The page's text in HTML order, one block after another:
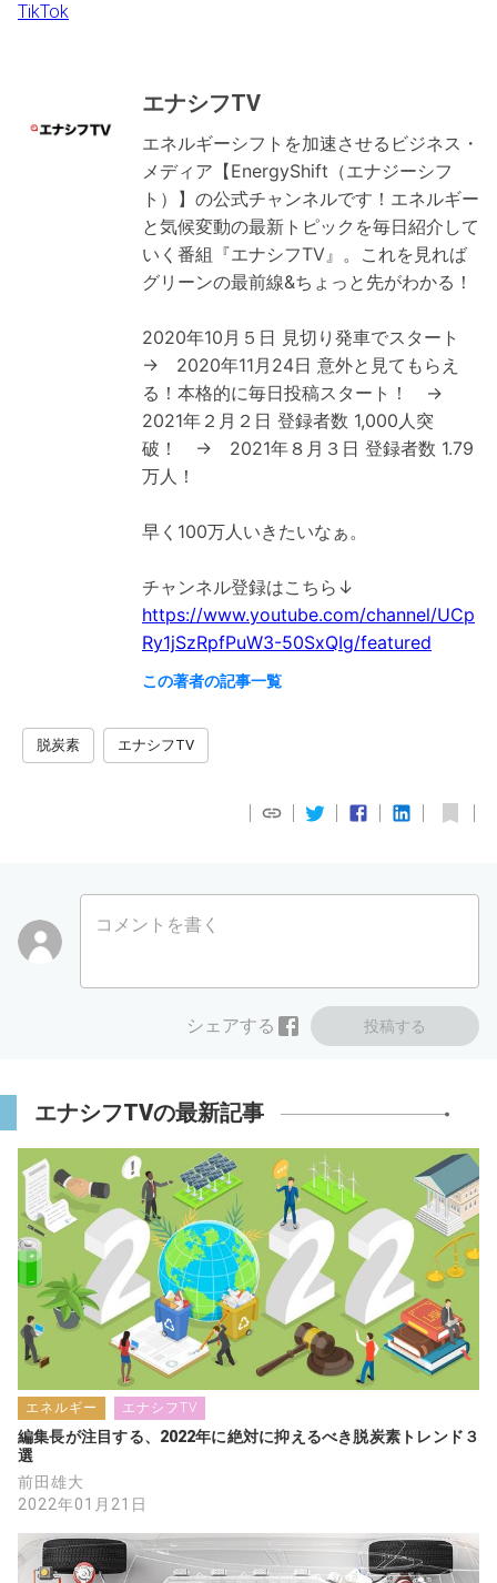
TikTok
エナシフTV
エネルギーシフトを加速させるビジネス・
メディア【EnergyShift（エナジーシフ
ト）】の公式チャンネルです！エネルギー
と気候変動の最新トピックを毎日紹介して
いく番組『エナシフTV』。これを見れば
グリーンの最前線&ちょっと先がわかる！
2020年10月５日 見切り発車でスタート
→ 2020年11月24日 意外と見てもらえ
る！本格的に毎日投稿スタート！ →
2021年２月２日 登録者数 1,000人突
破！ → 2021年８月３日 登録者数 1.79
万人！
早く100万人いきたいなぁ。
https://www.youtube.com/channel/UCp
Ry1jSzRpfPuW3-50SxQIg/featured
この著者の記事一覧
脱炭素 エナシフTV
コメントを書く
投稿する
シェアする
エナシフTVの最新記事
エネルギー エナシフTV
編集長が注目する、2022年に絶対に抑えるべき脱炭素トレンド３
選
前田雄大
2022年01月21日